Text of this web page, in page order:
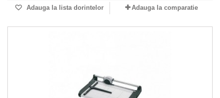
Adauga la lista dorintelor Adauga la comparatie